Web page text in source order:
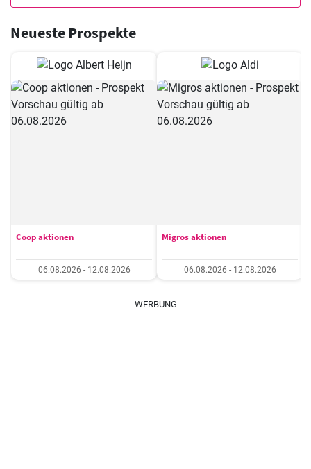
Neueste Prospekte
Coop aktionen
06.08.2026 - 12.08.2026
Migros aktionen
06.08.2026 - 12.08.2026
WERBUNG